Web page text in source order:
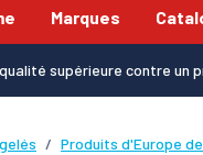
Marques
supérieure contre un
Produits d'Europe